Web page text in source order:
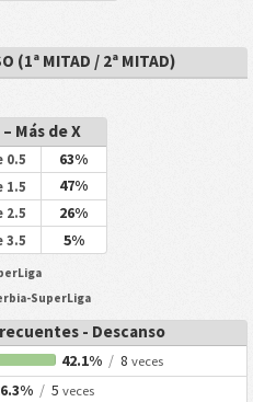
(1ª MITAD / 2ª MITAD)
– Más de X
0.5 63%
1.5 47%
2.5 26%
3.5 5%
SuperLiga
- Descanso
42.1% / 8veces
/5 veces